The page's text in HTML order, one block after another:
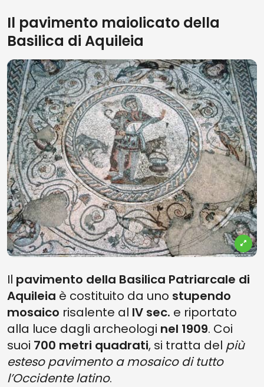
Il pavimento maiolicato della
Basilica di Aquileia
Il pavimento della Basilica Patriarcale di
Aquileia è costituito da uno stupendo
mosaico risalente al IV sec. e riportato
alla luce dagli archeologi nel 1909. Coi
suoi 700 metri quadrati, si tratta del più
esteso pavimento a mosaico di tutto
l’Occidente latino.